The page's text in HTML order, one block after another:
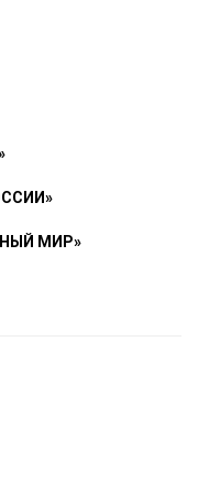
МИР»